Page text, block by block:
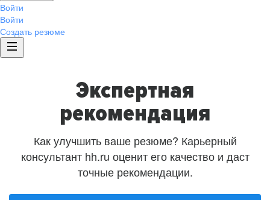
Войти
Войти
Создать резюме
Экспертная
рекомендация
Как улучшить ваше резюме? Карьерный
консультант hh.ru оценит его качество и даст
точные рекомендации.